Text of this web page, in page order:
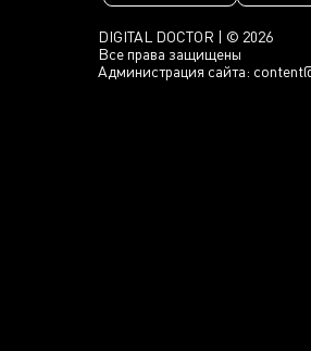
DIGITAL DOCTOR | © 2026
Все права защищены
Администрация сайта: